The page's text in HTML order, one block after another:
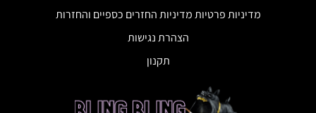
מדיניות פרטיות מדיניות החזרים כספיים והחזרות
הצהרת נגישות
תקנון